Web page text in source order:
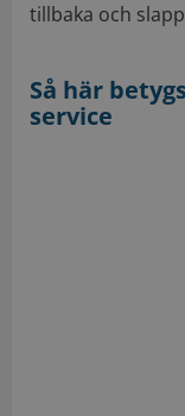
tillbaka och
Så här
service